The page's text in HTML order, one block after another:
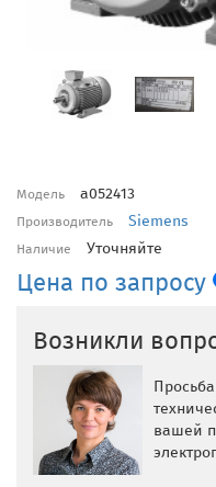
Модель a052413
Производитель Siemens
Наличие Уточняйте
Цена по запросу
Возникли
вашей